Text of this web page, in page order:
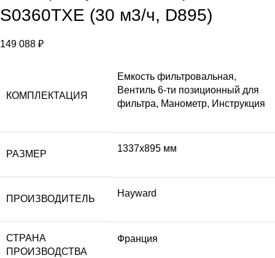
S0360TXE (30 м3/ч, D895)
149 088 ₽
КОМПЛЕКТАЦИЯ
Емкость фильтровальная,
Вентиль 6-ти позиционный для
фильтра, Манометр, Инструкция
РАЗМЕР
1337х895 мм
ПРОИЗВОДИТЕЛЬ
Hayward
СТРАНА
ПРОИЗВОДСТВА
Франция